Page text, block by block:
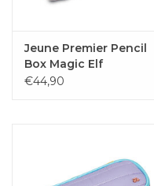
Jeune Premier Pencil
Box Magic Elf
€44,90